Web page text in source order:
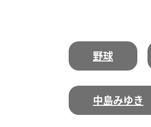
野球
中島みゆき